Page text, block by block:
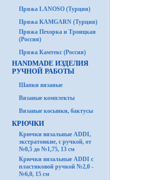
Пряжа LANOSO (Турция)
Пряжа KAMGARN (Турция)
Пряжа Пехорка и Троицкая
(Россия)
Пряжа Камтекс (Россия)
HANDMADE ИЗДЕЛИЯ
РУЧНОЙ РАБОТЫ
Шапки вязаные
Вязаные комплекты
Вязаные косынки, бактусы
КРЮЧКИ
Крючки вязальные ADDI,
экстратонкие, с ручкой, от
№0,5 до №1,75, 13 см
Крючки вязальные ADDI с
пластиковой ручкой №2,0 -
№6,0, 15 см